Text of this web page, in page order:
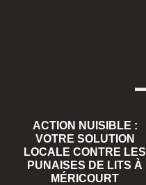
ACTION NUISIBLE :
VOTRE SOLUTION
LOCALE CONTRE LES
PUNAISES DE LITS À
MÉRICOURT